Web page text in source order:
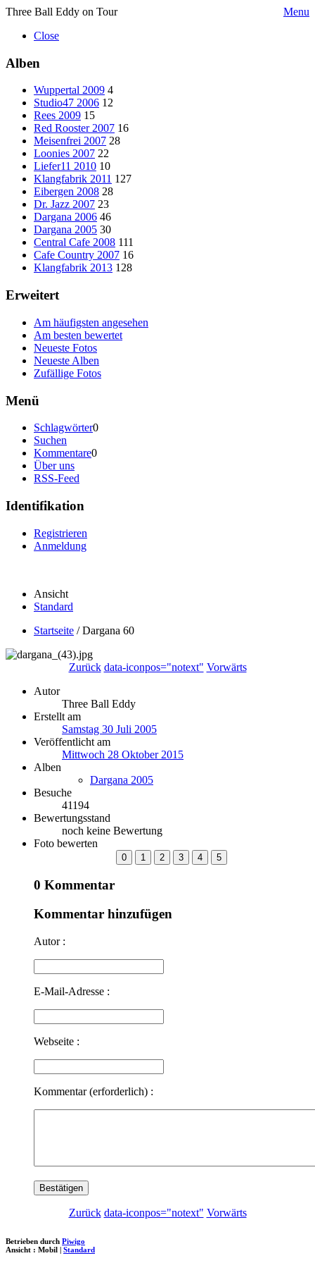
Three Ball Eddy on Tour
Menu
Close
Alben
Wuppertal 2009 4
Studio47 2006 12
Rees 2009 15
Red Rooster 2007 16
Meisenfrei 2007 28
Loonies 2007 22
Liefer11 2010 10
Klangfabrik 2011 127
Eibergen 2008 28
Dr. Jazz 2007 23
Dargana 2006 46
Dargana 2005 30
Central Cafe 2008 111
Cafe Country 2007 16
Klangfabrik 2013 128
Erweitert
Am häufigsten angesehen
Am besten bewertet
Neueste Fotos
Neueste Alben
Zufällige Fotos
Menü
Schlagwörter0
Suchen
Kommentare0
Über uns
RSS-Feed
Identifikation
Registrieren
Anmeldung
Ansicht
Standard
Startseite /Dargana 60
Zurück data-iconpos="notext" Vorwärts
Autor
Three Ball Eddy
Erstellt am
Samstag 30 Juli 2005
Veröffentlicht am
Mittwoch 28 Oktober 2015
Alben
Dargana 2005
Besuche
41194
Bewertungsstand
noch keine Bewertung
Foto bewerten
0 Kommentar
Kommentar hinzufügen
Autor :
E-Mail-Adresse :
Webseite :
Kommentar (erforderlich) :
Zurück data-iconpos="notext" Vorwärts
Betrieben durch Piwigo
Ansicht : Mobil | Standard